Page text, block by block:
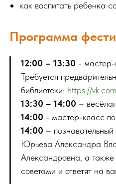
как воспитать ребенка
Программа
12:00 – 13:30 - мастер-
Требуется
библиотеки: https://
13:30 – 14:00 –
14:00 - мастер-класс
14:00 –
Юрьева Александра
Александровна, а
советами и ответят на